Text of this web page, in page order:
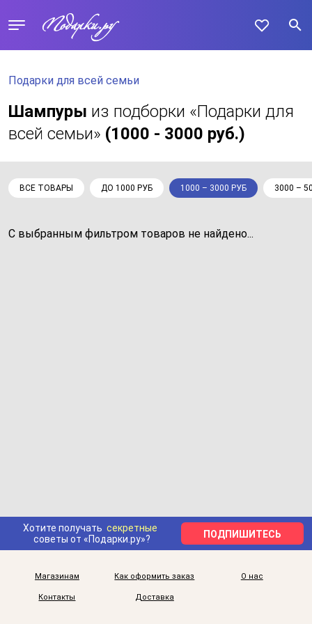
Подарки для всей семьи
Шампуры из подборки «Подарки для
всей семьи» (1000 - 3000 руб.)
ВСЕ ТОВАРЫ ДО 1000 РУБ 1000 – 3000 РУБ 3000 –
С выбранным фильтром товаров не найдено...
Хотите получать секретные
советы от «Подарки.ру»?
ПОДПИШИТЕСЬ
Магазинам Как оформить заказ О нас
Контакты Доставка